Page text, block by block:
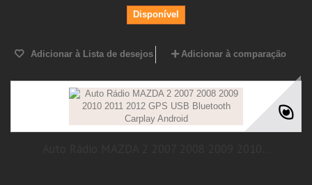
Disponível
Adicionar à Lista de desejos Adicionar à comparação